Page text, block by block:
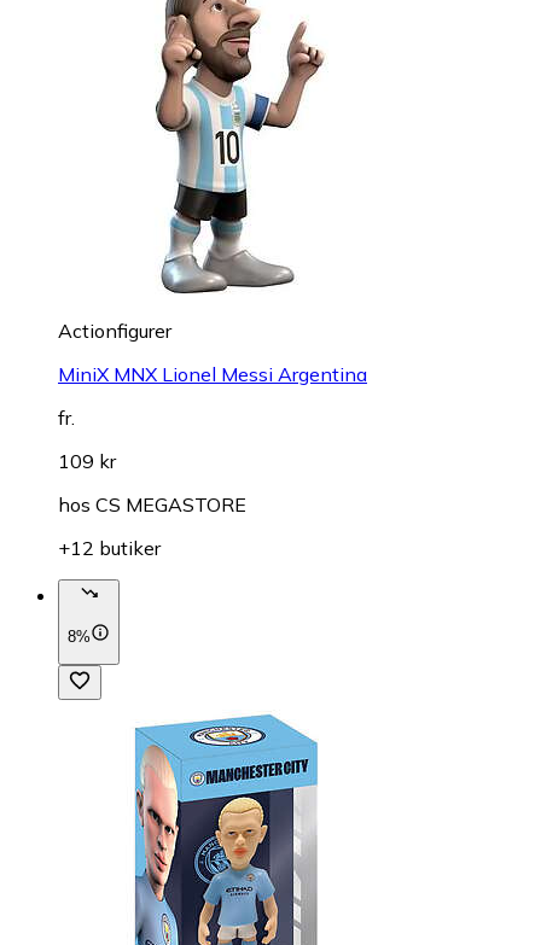
Actionfigurer
MiniX MNX Lionel Messi Argentina
fr.
109 kr
hos CS MEGASTORE
+12 butiker
8%